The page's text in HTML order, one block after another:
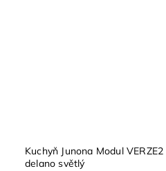
Kuchyň Junona Modul
delano světlý